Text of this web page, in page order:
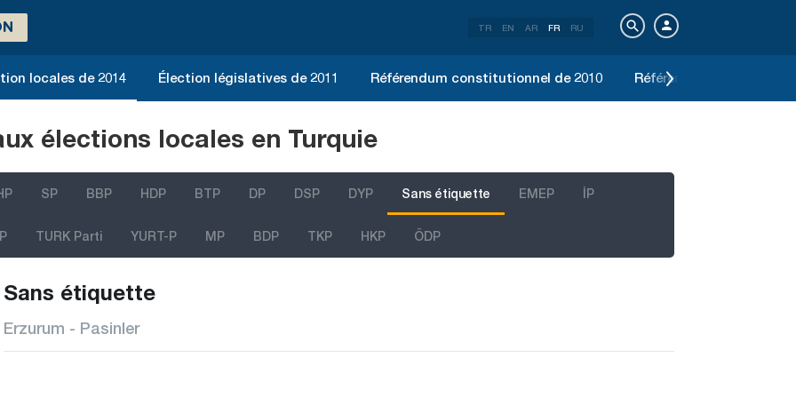
TR EN AR FR RU
locales de 2014 Élection législatives de 2011 Référendum constitutionnel de 2010 Référendum
élections locales en Turquie
SP BBP HDP BTP DP DSP DYP Sans étiquette EMEP İP
TURK Parti YURT-P MP BDP TKP HKP ÖDP
Sans étiquette
Erzurum - Pasinler